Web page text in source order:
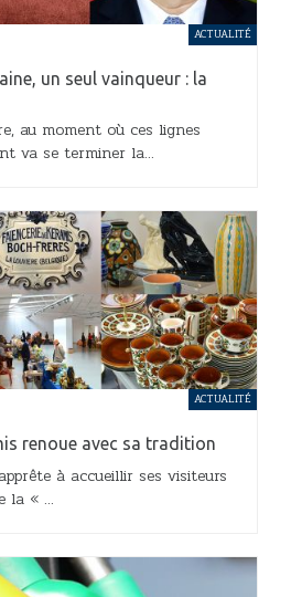
un seul vainqueur : la
au moment où ces lignes
va se terminer la...
ACTUALITÉ
renoue avec sa tradition
à accueillir ses visiteurs
la « ...
ACTUALITÉ